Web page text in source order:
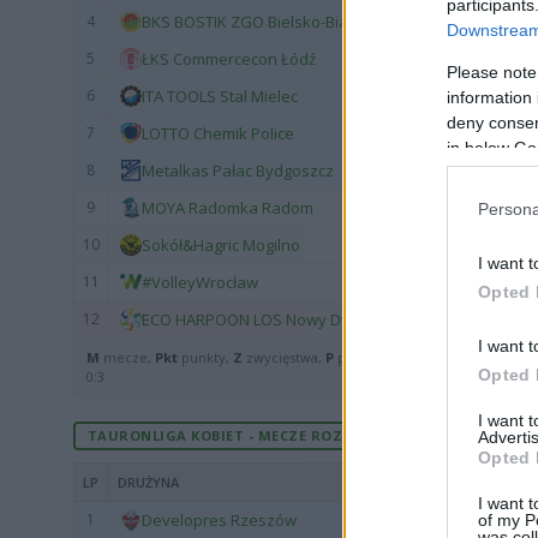
Please
information
deny
in below
I want
Opted
I want
Opted
I want
Opted
I want
of my
4 BKS BOSTIK ZGO Bielsko-Biała
5 ŁKS Commercecon Łódź
6 ITA TOOLS Stal Mielec
7 LOTTO Chemik Police
8 Metalkas Pałac Bydgoszcz
9 MOYA Radomka Radom
10 Sokół&Hagric Mogilno
11 #VolleyWrocław
12 ECO HARPOON LOS Nowy Dwór Mazowiecki
M mecze, Pkt punkty, Z zwycięstwa, P porażki, sety wygrane,Sp
0:3
TAURONLIGA KOBIET - MECZE ROZEGRANE U SIEBIE
LP DRUŻYNA
1 Developres Rzeszów